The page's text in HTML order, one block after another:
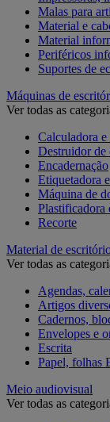
Malas para
Material e
Material
Periféricos
Suportes de
Máquinas de
Ver todas as
Calculadora e
Destruidor de
Encadernação
Etiquetadora
Máquina de
Plastificadora
Recorte
Material de
Ver todas as
Agendas,
Artigos
Cadernos,
Envelopes e
Escrita
Papel, folhas
Meio audiovisual
Ver todas as